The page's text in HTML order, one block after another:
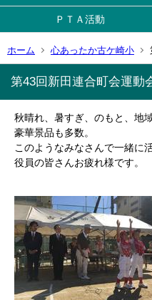
ＰＴＡ活動
ホーム 心あったか古ケ崎小
第43回新田連合町会運動
秋晴れ、暑すぎ、のもと、地
豪華景品も多数。
このようなみなさんで一緒に
役員の皆さんお疲れ様です。